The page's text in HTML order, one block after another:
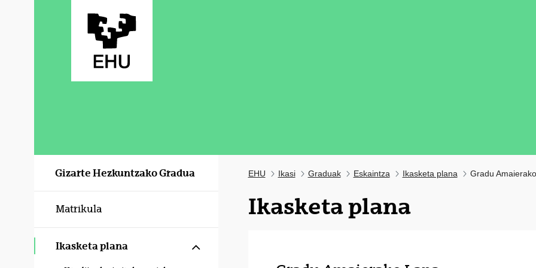
Gizarte Hezkuntzako Gradua
Matrikula
Ikasketa plana Erakutsi/izkutatu azpiorriak
EHU Ikasi Graduak Eskaintza Ikasketa plana Gradu
Ikasketa plana